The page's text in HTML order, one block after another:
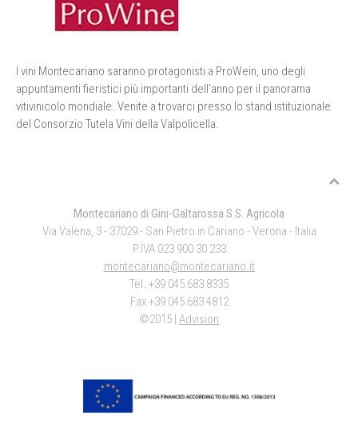
I vini Montecariano saranno protagonisti a ProWein, uno degli
appuntamenti fieristici più importanti dell'anno per il panorama
vitivinicolo mondiale. Venite a trovarci presso lo stand istituzionale
del Consorzio Tutela Vini della Valpolicella.
Montecariano di Gini-Galtarossa S.S. Agricola
Via Valena, 3 - 37029 - San Pietro in Cariano - Verona - Italia
P.IVA 023 900 30 233
montecariano@montecariano.it
Tel. +39 045 683 8335
Fax +39 045 683 4812
©2015 | Advision